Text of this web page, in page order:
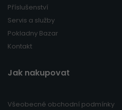
Příslušenství
Servis a služby
Pokladny Bazar
Kontakt
Jak nakupovat
Všeobecné obchodní podmínky